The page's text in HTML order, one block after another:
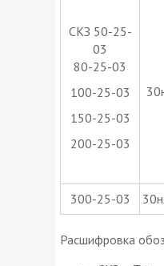
СКЗ 50-25-
03
80-25-03
100-25-03
150-25-03
200-25-03
300-25-03
Расшифровка